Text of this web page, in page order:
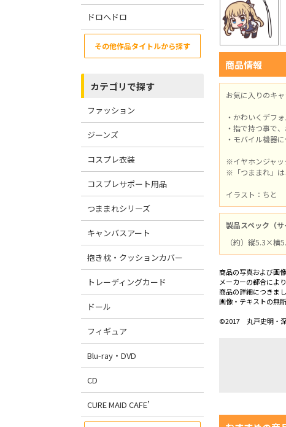
ドロヘドロ
その他作品タイトルから探す
カテゴリで探す
ファッション
ジーンズ
コスプレ衣装
コスプレサポート用品
つままれシリーズ
キャンバスアート
抱き枕・クッションカバー
トレーディングカード
ドール
フィギュア
Blu-ray・DVD
CD
CURE MAID CAFE’
商品情報
お気に入りのキ
・かわいくデフ
・指で持つ事で
・モバイル機器
※イヤホンジャッ
※「つままれ」は
イラスト：ちと
製品スペック（サ
（約）縦5.3×横
商品の写真および画
メーカーの都合によ
商品の詳細につきま
画像・テキストの無
©2017 丸戸史明・